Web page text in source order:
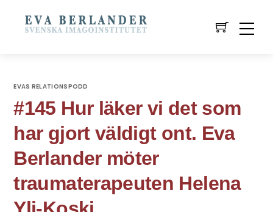
EVAS RELATIONSPODD
#145 Hur läker vi det som
har gjort väldigt ont. Eva
Berlander möter
traumaterapeuten Helena